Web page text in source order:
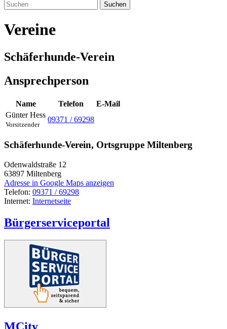
Suchen
Vereine
Schäferhunde-Verein
Ansprechperson
Name Telefon
E-Mail
Günter Hess
Vorsitzender
09371 / 69298
Schäferhunde-Verein, Ortsgruppe Miltenberg
Odenwaldstraße 12
63897 Miltenberg
Adresse in Google Maps anzeigen
Telefon: 09371 / 69298
Internet: Internetseite
Bürgerserviceportal